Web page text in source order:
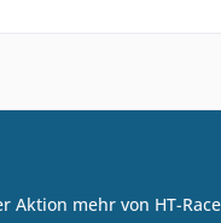
Aktion mehr von HT-